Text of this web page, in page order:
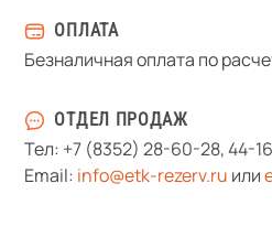
ОПЛАТА
Безналичная оплата по
ОТДЕЛ ПРОДАЖ
Тел: +7 (8352) 28-60-28,44-
Email: info@etk-rezerv.ru или